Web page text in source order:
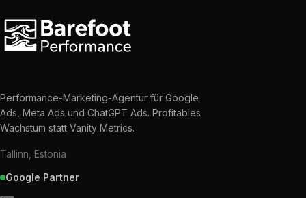
Performance-Marketing-Agentur für Google
Ads, Meta Ads und ChatGPT Ads. Profitables
Wachstum statt Vanity Metrics.
Tallinn, Estonia
Google Partner